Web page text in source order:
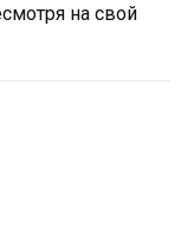
на свой